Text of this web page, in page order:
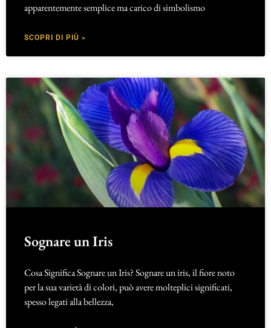
apparentemente semplice ma carico di simbolismo
SCOPRI DI PIÙ »
Sognare un Iris
Cosa Significa Sognare un Iris? Sognare un iris, il fiore noto
per la sua varietà di colori, può avere molteplici significati,
spesso legati alla bellezza,